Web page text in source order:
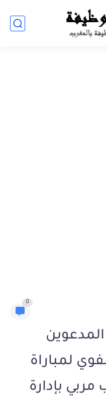
0
لمباراة
مراقب مربي بإدارة